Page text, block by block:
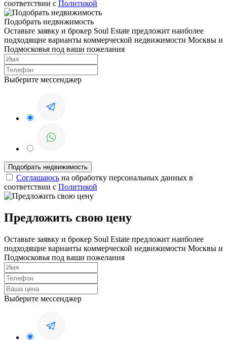
соответствии с Политикой
Подобрать недвижимость
Оставьте заявку и брокер Soul Estate предложит наиболее
подходящие варианты коммерческой недвижимости Москвы и
Подмосковья под ваши пожелания
Выберите мессенджер
Соглашаюсь на обработку персональных данных в
соответствии с Политикой
Предложить свою цену
Оставьте заявку и брокер Soul Estate предложит наиболее
подходящие варианты коммерческой недвижимости Москвы и
Подмосковья под ваши пожелания
Выберите мессенджер